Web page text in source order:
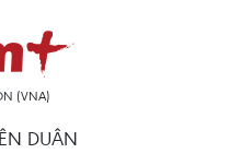
(VNA)
DUÂN